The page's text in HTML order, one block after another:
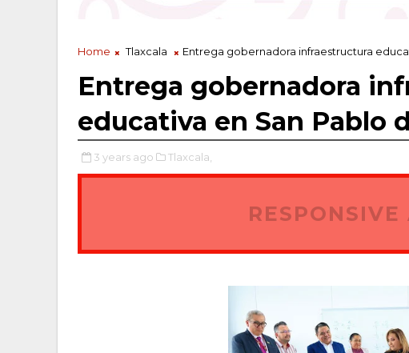
Home Tlaxcala Entrega gobernadora infraestructura
Entrega gobernadora
educativa en San Pablo
3 years ago Tlaxcala,
RESPONSIVE